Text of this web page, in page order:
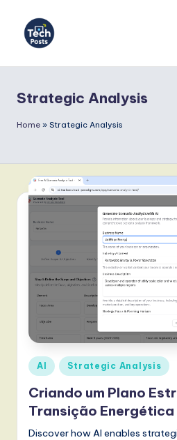
c
h
o
s
t
u
g
u
e
Strategic Analysis
Home » Strategic Analysis
Posted
in
AI Strategic Analysis
Criando um Plano
Transição Energética
Discover how AI enables